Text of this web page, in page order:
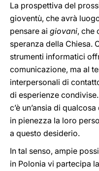
La prospettiva del
gioventù, che avrà
pensare ai giovani, che
speranza della Chiesa.
strumenti informatici
comunicazione, ma al
interpersonali di
di esperienze
c’è un’ansia di
in pienezza la loro
a questo desiderio.
In tal senso, ampie
in Polonia vi partecipa